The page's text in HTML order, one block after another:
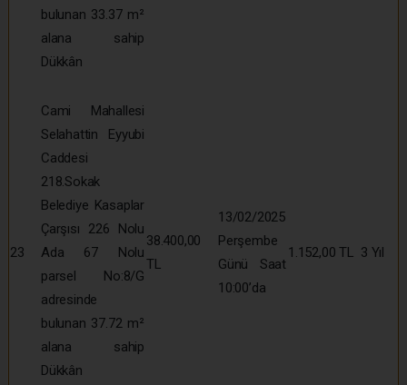
bulunan 33.37 m²
alana sahip
Dükkân
23
Cami Mahallesi
Selahattin Eyyubi
Caddesi
218.Sokak
Belediye Kasaplar
Çarşısı 226 Nolu
Ada 67 Nolu
parsel No:8/G
adresinde
bulunan 37.72 m²
alana sahip
Dükkân
38.400,00
TL
13/02/2025
Perşembe
Günü Saat
10:00’da
1.152,00 TL 3 Yıl